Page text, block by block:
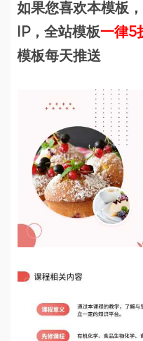
如果您喜欢本模板
IP，全站模板一律5
模板每天推送